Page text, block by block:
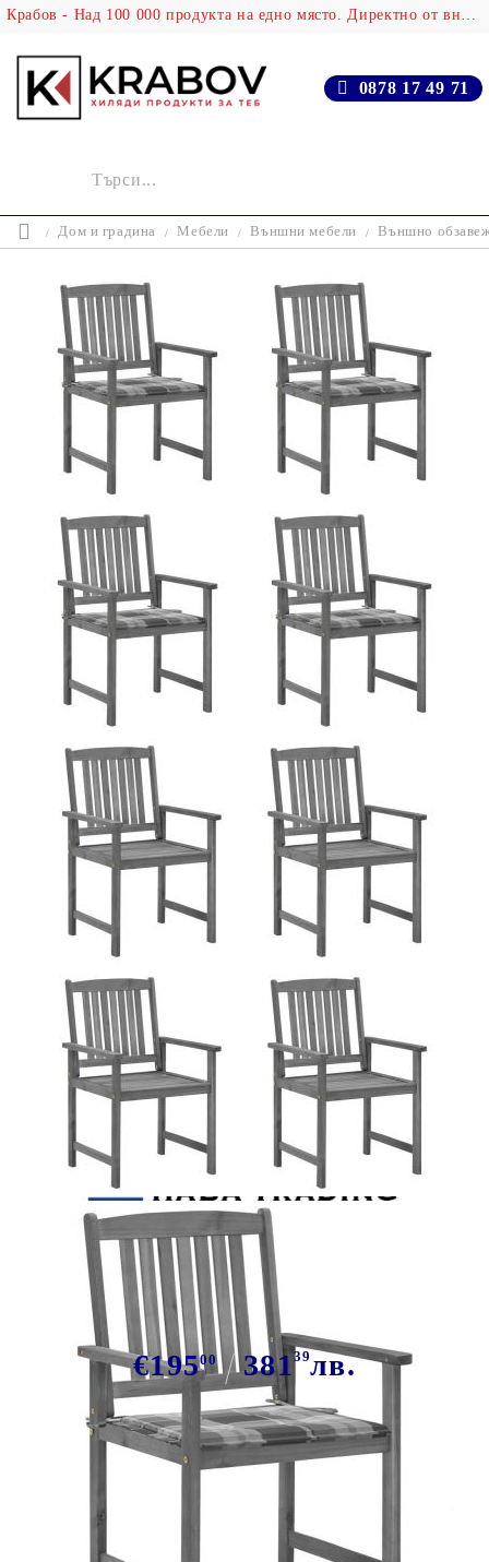
Крабов - Над 100 000 продукта на едно място. Директно от вносителя!
0878 17 49 71
Дом и градина Мебели Външни мебели Външно
Сподели
Градински столове с възглавници,
4 бр, сиви, акация масив
€19500 38139лв.
В наличност: 15 бр.
Безплатна доставка до адрес при плащане по банков път